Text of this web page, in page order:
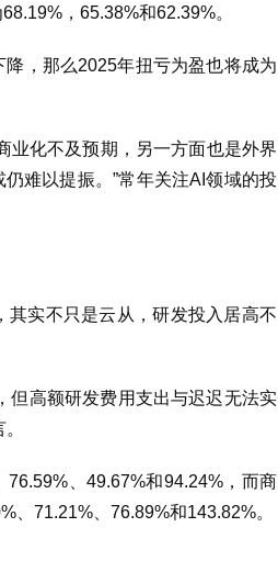
，65.38%和62.39%。
，那么2025年扭亏为盈也将成为
业化不及预期，另一方面也是外界
难以提振。”常年关注AI领域的投
实不只是云从，研发投入居高不
但高额研发费用支出与迟迟无法实
、49.67%和94.24%，而商
、71.21%、76.89%和143.82%。